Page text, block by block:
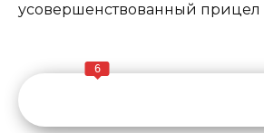
усовершенствованный прицел
6